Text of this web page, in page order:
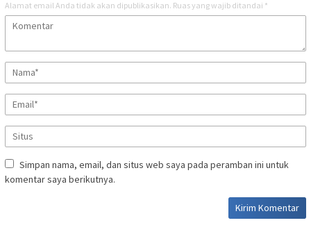
Alamat email Anda tidak akan dipublikasikan. Ruas yang wajib ditandai *
Simpan nama, email, dan situs web saya pada peramban ini untuk
komentar saya berikutnya.